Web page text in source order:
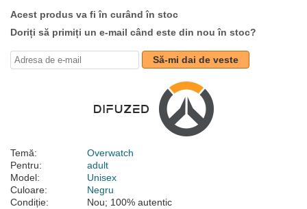
Acest produs va fi în curând în stoc
Doriți să primiți un e-mail când este din nou în stoc?
Să-mi dai de veste
Temă:
Overwatch
Pentru:
adult
Model:
Unisex
Culoare:
Negru
Condiție:
Nou; 100% autentic